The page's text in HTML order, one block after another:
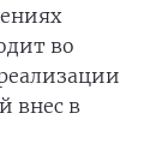
во
внес в